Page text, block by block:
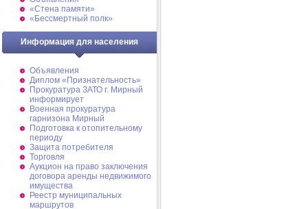
«Стена памяти»
«Бессмертный полк»
Информация для населения
Объявления
Диплом «Признательность»
Прокуратура ЗАТО г. Мирный
информирует
Военная прокуратура
гарнизона Мирный
Подготовка к отопительному
периоду
Защита потребителя
Торговля
Аукцион на право заключения
договора аренды недвижимого
имущества
Реестр муниципальных
маршрутов